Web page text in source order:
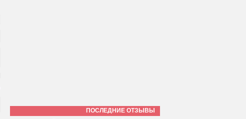
ПОСЛЕДНИЕ ОТЗЫВЫ